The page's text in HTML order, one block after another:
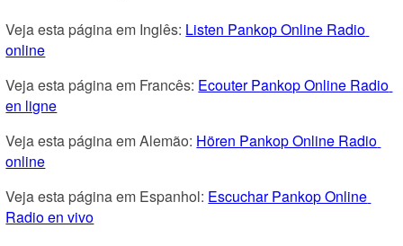
Veja esta página em Inglês: Listen Pankop Online Radio
online
Veja esta página em Francês: Ecouter Pankop Online Radio
en ligne
Veja esta página em Alemão: Hören Pankop Online Radio
online
Veja esta página em Espanhol: Escuchar Pankop Online
Radio en vivo